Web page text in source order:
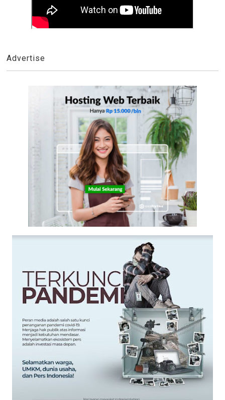
Advertise